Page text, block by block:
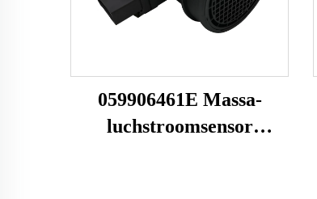
059906461E Massa-
luchstroomsensor